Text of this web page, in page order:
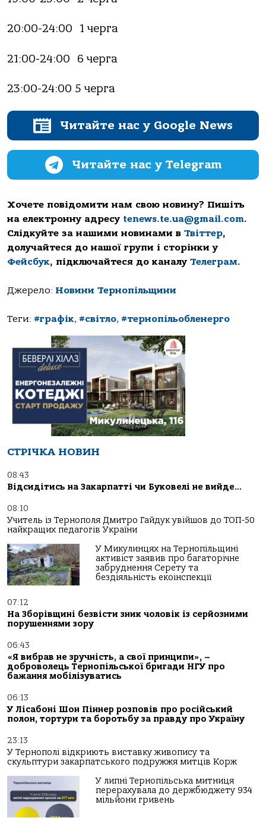
20:00-24:00 1 чергa
21:00-24:00 6 чергa
23:00-24:00 5 чергa
Читайте нас у Google News
Читайте нас у Telegram
Хочете повідомити нам свою новину? Пишіть
на електронну адресу tenews.te.ua@gmail.com.
Слідкуйте за нашими новинами в Твіттер,
долучайтеся до нашої групи і сторінки у
Фейсбук, підключайтеся до каналу Телеграм.
Джерело: Новини Тернопільщини
Теги: #графік, #світло, #тернопільобленерго
СТРІЧКА НОВИН
08:43
Відсидітись на Закарпатті чи Буковелі не вийде…
08:10
Учитель із Тернополя Дмитро Гайдук увійшов до ТОП-50
найкращих педагогів України
У Микулинцях на Тернопільщині
активіст заявив про багаторічне
забруднення Серету та
бездіяльність екоінспекції
07:12
На Зборівщині безвісти зник чоловік із серйозними
порушеннями зору
06:43
«Я вибрав не зручність, а свої принципи», –
доброволець Тернопільської бригади НГУ про
бажання мобілізуватись
06:13
У Лісабоні Шон Піннер розповів про російський
полон, тортури та боротьбу за правду про Україну
23:13
У Тернополі відкриють виставку живопису та
скульптури закарпатського подружжя митців Корж
У липні Тернопільська митниця
перерахувала до держбюджету 934
мільйони гривень